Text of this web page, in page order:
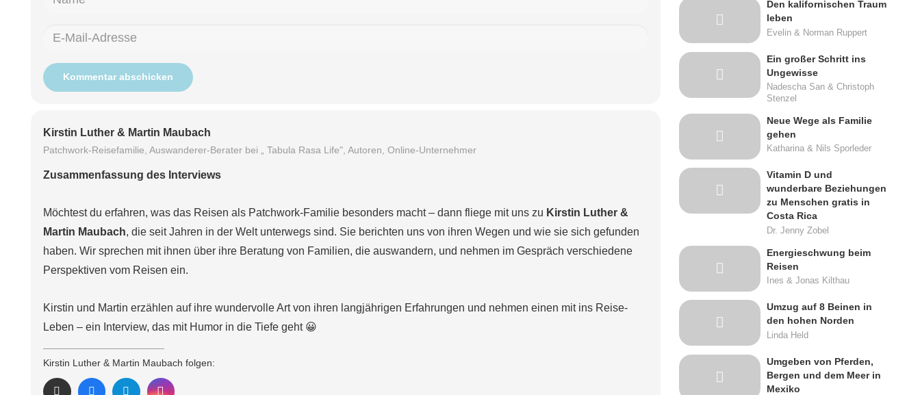
Kommentar abschicken
Kirstin Luther & Martin Maubach
Patchwork-Reisefamilie, Auswanderer-Berater bei „ Tabula Rasa Life", Autoren, Online-Unternehmer
Zusammenfassung des Interviews
Möchtest du erfahren, was das Reisen als Patchwork-Familie besonders macht – dann fliege mit uns zu Kirstin Luther &
Martin Maubach, die seit Jahren in der Welt unterwegs sind. Sie berichten uns von ihren Wegen und wie sie sich gefunden
haben. Wir sprechen mit ihnen über ihre Beratung von Familien, die auswandern, und nehmen im Gespräch verschiedene
Perspektiven vom Reisen ein.
Kirstin und Martin erzählen auf ihre wundervolle Art von ihren langjährigen Erfahrungen und nehmen einen mit ins Reise-
Leben – ein Interview, das mit Humor in die Tiefe geht 😀
Kirstin Luther & Martin Maubach folgen:
Den kalifornischen Traum
leben
Evelin & Norman Ruppert
Ein großer Schritt ins
Ungewisse
Nadescha San & Christoph
Stenzel
Neue Wege als Familie
gehen
Katharina & Nils Sporleder
Vitamin D und
wunderbare Beziehungen
zu Menschen gratis in
Costa Rica
Dr. Jenny Zobel
Energieschwung beim
Reisen
Ines & Jonas Kilthau
Umzug auf 8 Beinen in
den hohen Norden
Linda Held
Umgeben von Pferden,
Bergen und dem Meer in
Mexiko